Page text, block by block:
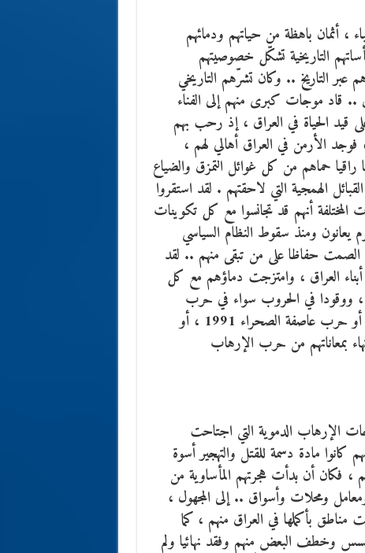
، أثمان باهظة من حياتهم ودمائهم
التاريخية تشكّل خصوصيتهم
التاريخ .. وكان تشرّهم التاريخي
.. قاد موجات كبرى منهم إلى الفناء
قيد الحياة في العراق ، إذ رحب بهم
الأرمن في العراق أهالي لهم ،
راقيا حماهم من كل غوائل التمزق والضياع
الهمجية التي لاحقتهم . لقد استقروا
المختلفة أنهم قد تجانسوا مع كل تكوينات
يعانون ومنذ سقوط النظام السياسي
الصمت حفاظا على من تبقى منهم .. لقد
العراق ، وامتزجت دماؤهم مع كل
، ووقودا في الحروب سواء في حرب
العراق وإيران 1980 – 1988 على مدى ثماني سنوات ، أو حرب عاصفة الصحراء 1991 ، أو
إبان التسعينيات ومرورا بحرب 2003 وانتهاء بمعاناتهم من حرب الإرهاب
الإرهاب الدموية التي اجتاحت
كانوا مادة دسمة للقتل والتهجير أسوة
، فكان أن بدأت هجرتهم المأساوية من
ومحلات وأسواق .. إلى المجهول ،
بأكملها في العراق منهم ، كما
وخطف البعض منهم وفقد نهائيا ولم